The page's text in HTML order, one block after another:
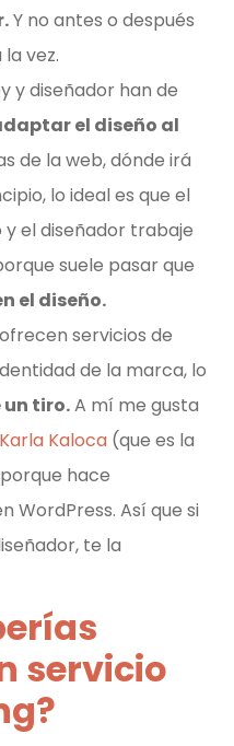
Y no antes o después
vez.
y diseñador han de
el diseño al
de la web, dónde irá
lo ideal es que el
el diseñador trabaje
suele pasar que
el diseño.
servicios de
de la marca, lo
tiro.A mí me gusta
Karla Kaloca (que es la
hace
WordPress. Así que si
te la
servicio